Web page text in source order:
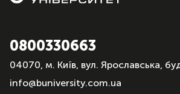
0800330663
04070, м. Київ, вул. Ярославська,
info@buniversity.com.ua